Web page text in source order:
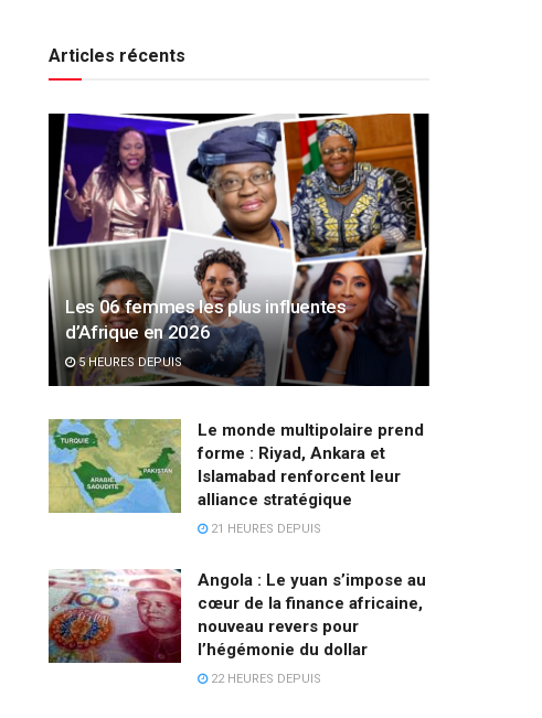
Articles récents
Les 06 femmes les plus influentes
d’Afrique en 2026
5 HEURES DEPUIS
Le monde multipolaire prend
forme : Riyad, Ankara et
Islamabad renforcent leur
alliance stratégique
21 HEURES DEPUIS
Angola : Le yuan s’impose au
cœur de la finance africaine,
nouveau revers pour
l’hégémonie du dollar
22 HEURES DEPUIS